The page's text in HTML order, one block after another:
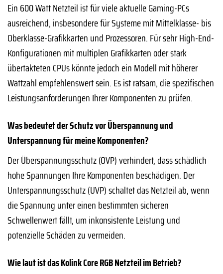
Ein 600 Watt Netzteil ist für viele aktuelle Gaming-PCs
ausreichend, insbesondere für Systeme mit Mittelklasse- bis
Oberklasse-Grafikkarten und Prozessoren. Für sehr High-End-
Konfigurationen mit multiplen Grafikkarten oder stark
übertakteten CPUs könnte jedoch ein Modell mit höherer
Wattzahl empfehlenswert sein. Es ist ratsam, die spezifischen
Leistungsanforderungen Ihrer Komponenten zu prüfen.
Was bedeutet der Schutz vor Überspannung und
Unterspannung für meine Komponenten?
Der Überspannungsschutz (OVP) verhindert, dass schädlich
hohe Spannungen Ihre Komponenten beschädigen. Der
Unterspannungsschutz (UVP) schaltet das Netzteil ab, wenn
die Spannung unter einen bestimmten sicheren
Schwellenwert fällt, um inkonsistente Leistung und
potenzielle Schäden zu vermeiden.
Wie laut ist das Kolink Core RGB Netzteil im Betrieb?